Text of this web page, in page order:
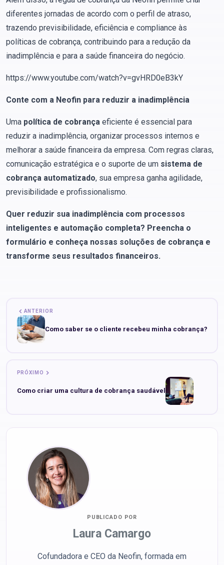
diferentes jornadas de acordo com o perfil de atraso,
trazendo previsibilidade, eficiência e compliance às
políticas de cobrança, contribuindo para a redução da
inadimplência e para a saúde financeira do negócio.
https://www.youtube.com/watch?v=gvHRD0eB3kY
Conte com a Neofin para reduzir a inadimplência
Uma política de cobrança eficiente é essencial para
reduzir a inadimplência, organizar processos internos e
melhorar a saúde financeira da empresa. Com regras claras,
comunicação estratégica e o suporte de um sistema de
cobrança automatizado, sua empresa ganha agilidade,
previsibilidade e profissionalismo.
Quer reduzir sua inadimplência com processos
inteligentes e automação completa? Preencha o
formulário e conheça nossas soluções de cobrança e
transforme seus resultados financeiros.
ANTERIOR
Como saber se o cliente recebeu minha cobrança?
PRÓXIMO
Como criar uma cultura de cobrança saudável
PUBLICADO POR
Laura Camargo
Cofundadora e CEO da Neofin, formada em